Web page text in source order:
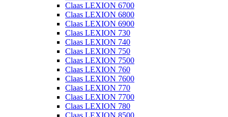
Claas LEXION 6700
Claas LEXION 6800
Claas LEXION 6900
Claas LEXION 730
Claas LEXION 740
Claas LEXION 750
Claas LEXION 7500
Claas LEXION 760
Claas LEXION 7600
Claas LEXION 770
Claas LEXION 7700
Claas LEXION 780
Claas LEXION 8500